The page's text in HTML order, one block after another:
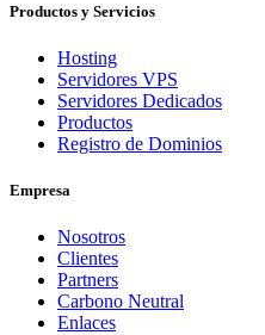
Productos y Servicios
Hosting
Servidores VPS
Servidores Dedicados
Productos
Registro de Dominios
Empresa
Nosotros
Clientes
Partners
Carbono Neutral
Enlaces